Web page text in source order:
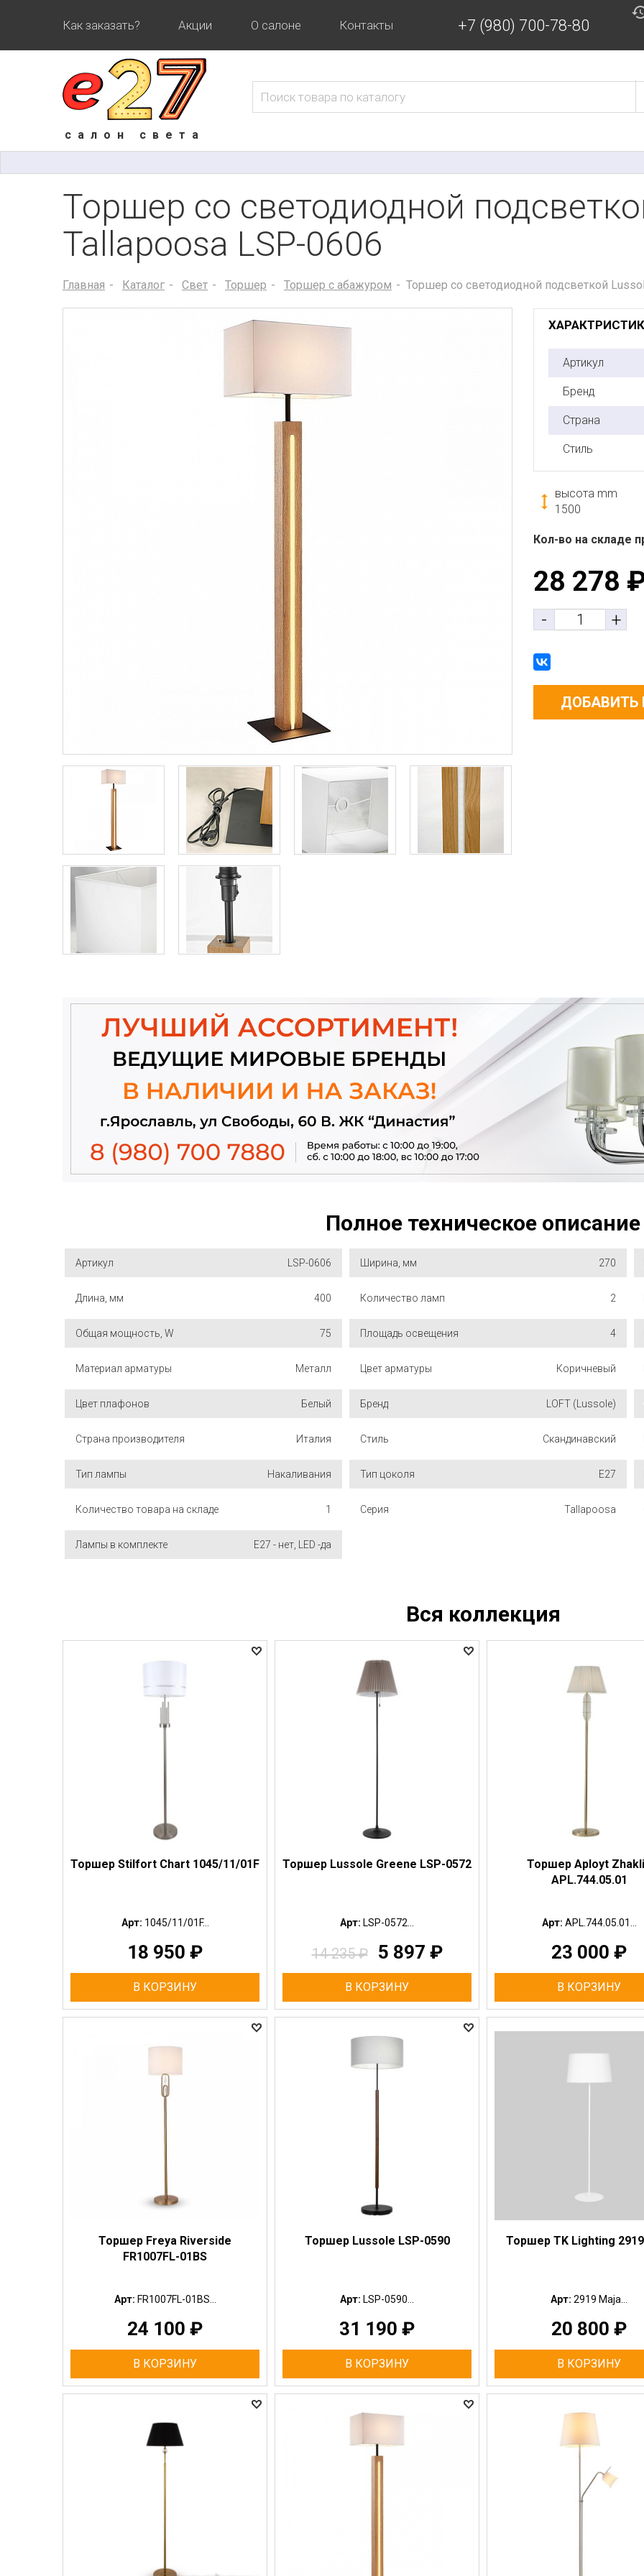
Как заказать? Акции О салоне Контакты +7 (980) 700-78-80
салон света
Торшер со светодиодной
Tallapoosa LSP-0606
Главная Каталог Свет Торшер Торшер с абажуром Торшер со светодиодной подсветкой
Артикул
Бренд
Страна
Стиль
высота mm
1500
Кол-во на складе
28 278
- +
ДОБАВИТЬ
Полное техническое описание
Артикул LSP-0606 Ширина, мм 270
Длина, мм 400 Количество ламп 2
Общая мощность, W 75 Площадь освещения 4
Материал арматуры Металл Цвет арматуры Коричневый
Цвет плафонов Белый Бренд LOFT (Lussole)
Страна производителя Италия Стиль Скандинавский
Тип лампы Накаливания Тип цоколя E27
Количество товара на складе 1 Серия Tallapoosa
Лампы в комплекте E27 - нет, LED -да
Вся коллекция
Торшер Stilfort Chart 1045/11/01F
Арт: 1045/11/01F...
18 950 ₽
В КОРЗИНУ
Торшер Lussole Greene LSP-0572
Арт: LSP-0572...
14 235₽ 5 897 ₽
В КОРЗИНУ
Торшер Aployt
APL.744.05.01
Арт: APL.744.05.01...
23 000 ₽
В КОРЗИНУ
Торшер Freya Riverside
FR1007FL-01BS
Арт: FR1007FL-01BS...
24 100 ₽
В КОРЗИНУ
Торшер Lussole LSP-0590
Арт: LSP-0590...
31 190 ₽
В КОРЗИНУ
Торшер TK Lighting
Арт: 2919 Maja...
20 800 ₽
В КОРЗИНУ